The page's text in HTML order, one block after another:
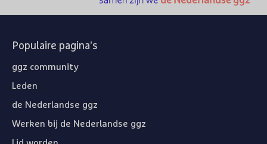
Populaire pagina's
ggz community
Leden
de Nederlandse ggz
Werken bij de Nederlandse ggz